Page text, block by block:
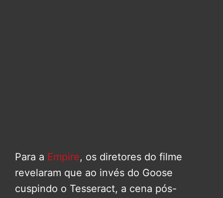
Para a Empire, os diretores do filme
revelaram que ao invés do Goose
cuspindo o Tesseract, a cena pós-